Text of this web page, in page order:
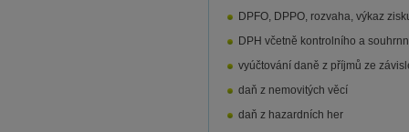
DPFO, DPPO, rozvaha, výkaz
DPH včetně kontrolního a
vyúčtování daně z příjmů ze
daň z nemovitých věcí
daň z hazardních her